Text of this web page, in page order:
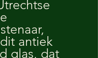
antiek
glas, dat